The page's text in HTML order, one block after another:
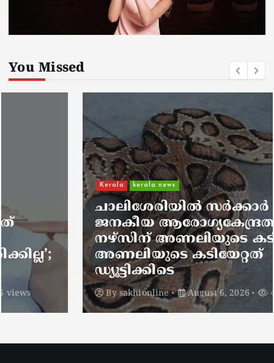
You Missed
kerala news
ചാലിശേരിയില്‍ സര്‍ക്കാര്‍
ജനകീയ ആരോഗ്യകേന്ദ്രത്തില്‍
നഴ്സിന് അണലിയുടെ കടിയേറ്റു;
അണലിയുടെ കടിയേറ്റത്
ഡ്യൂട്ടിക്കിടെ
By sakhionline August 6, 2026 4 views